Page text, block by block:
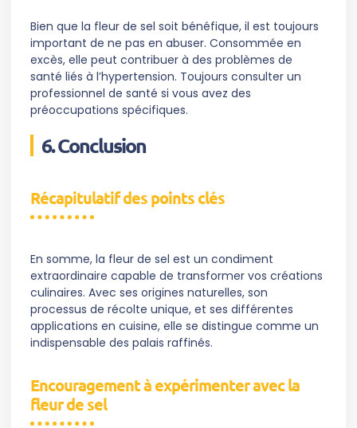
Bien que la fleur de sel soit bénéfique, il est toujours
important de ne pas en abuser. Consommée en
excès, elle peut contribuer à des problèmes de
santé liés à l’hypertension. Toujours consulter un
professionnel de santé si vous avez des
préoccupations spécifiques.
6. Conclusion
Récapitulatif des points clés
En somme, la fleur de sel est un condiment
extraordinaire capable de transformer vos créations
culinaires. Avec ses origines naturelles, son
processus de récolte unique, et ses différentes
applications en cuisine, elle se distingue comme un
indispensable des palais raffinés.
Encouragement à expérimenter avec la
fleur de sel